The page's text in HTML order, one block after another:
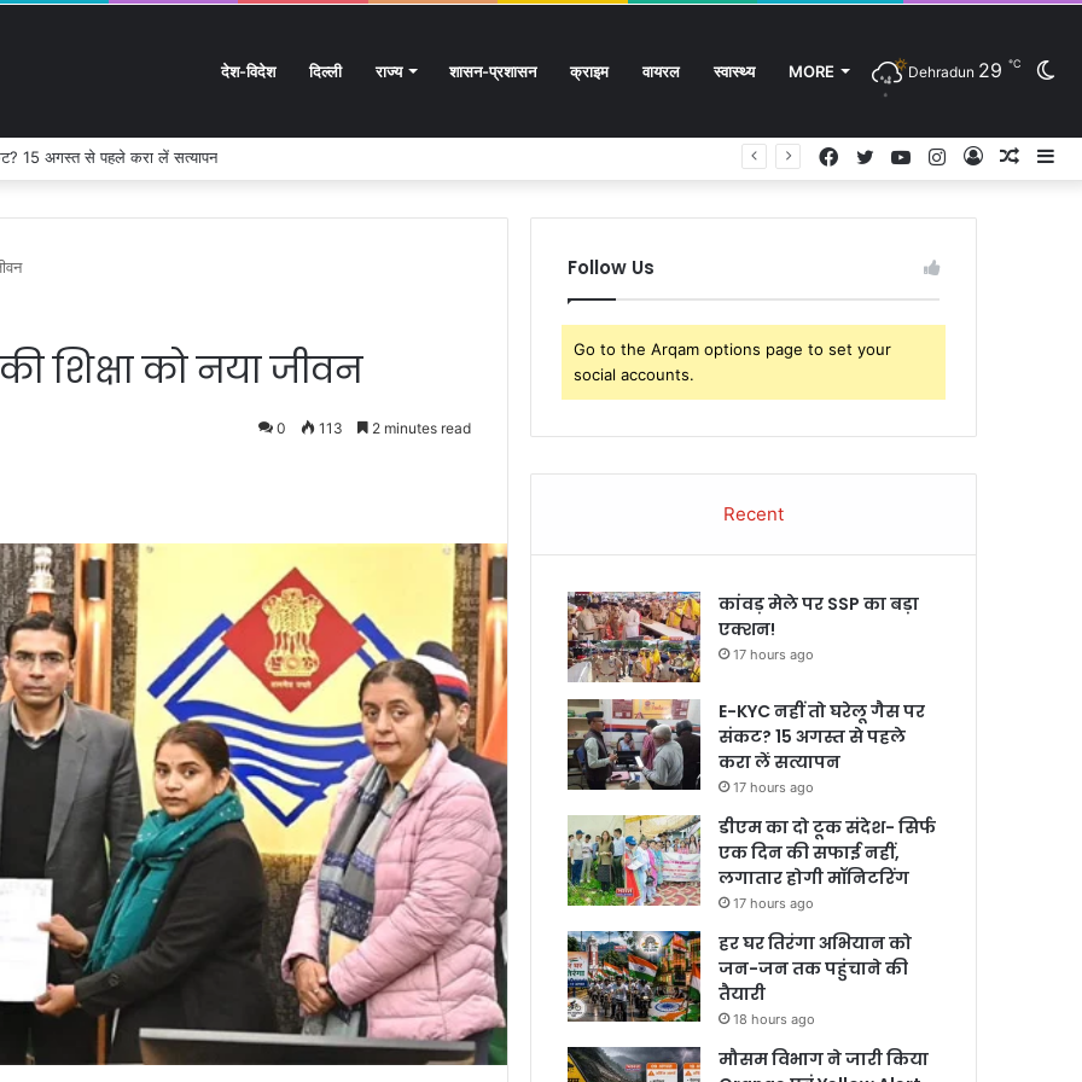
देश-विदेश दिल्ली राज्य शासन-प्रशासन क्राइम वायरल स्वास्थ्य MORE Dehradun 29 ℃
15 अगस्त से पहले करा लें सत्यापन
Log
Instagram
YouTube
Twitter
Facebook
की शिक्षा को नया जीवन
0 113 2 minutes read
Follow Us
Go to the Arqam options page to set your
social accounts.
Recent
कांवड़ मेले पर SSP का बड़ा
एक्शन!
17 hours ago
E-KYC नहीं तो घरेलू गैस पर
संकट? 15 अगस्त से पहले
करा लें सत्यापन
17 hours ago
डीएम का दो टूक संदेश- सिर्फ
एक दिन की सफाई नहीं,
लगातार होगी मॉनिटरिंग
17 hours ago
हर घर तिरंगा अभियान को
जन-जन तक पहुंचाने की
तैयारी
18 hours ago
मौसम विभाग ने जारी किया